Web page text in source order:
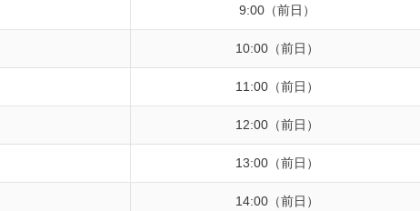
9:00（前日）
10:00（前日）
11:00（前日）
12:00（前日）
13:00（前日）
14:00（前日）